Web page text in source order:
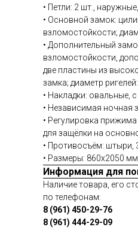
• Петли: 2 шт.,
• Основной замок:
взломостойкости;
• Дополнительный
взломостойкости,
две пластины из
замка; диаметр
• Накладки: овальные,
• Независимая ночная
• Регулировка
для защёлки на
• Противосъём: штыри,
• Размеры: 860х2050
Информация для
Наличие товара, его
по телефонам:
8 (961) 450-29-76
8 (961) 444-29-09